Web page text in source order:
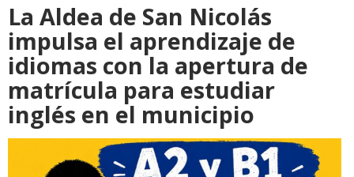
La Aldea de San Nicolás
impulsa el aprendizaje de
idiomas con la apertura de
matrícula para estudiar
inglés en el municipio